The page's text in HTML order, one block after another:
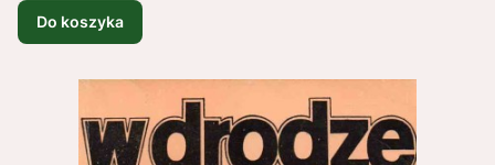
Do koszyka